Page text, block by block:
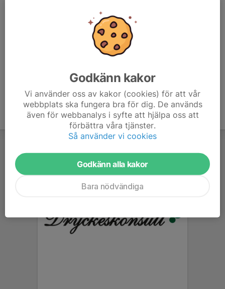
Godkänn kakor
Vi använder oss av kakor (cookies) för att vår
webbplats ska fungera bra för dig. De används
även för webbanalys i syfte att hjälpa oss att
förbättra våra tjänster.
Så använder vi cookies
Godkänn alla kakor
Bara nödvändiga